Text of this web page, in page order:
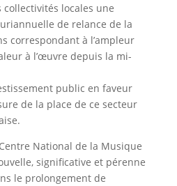
collectivités locales une
de relance de la
correspondant à l’ampleur
à l’œuvre depuis la mi-
public en faveur
de la place de ce secteur
National de la Musique
significative et pérenne
le prolongement de